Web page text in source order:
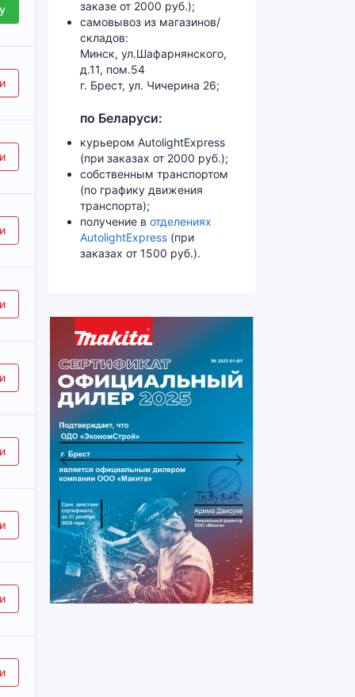
3 шт.]
заказе от 2000 руб.);
самовывоз из магазинов/
складов:
Минск, ул.Шафарнянского,
д.11, пом.54
г. Брест, ул. Чичерина 26;
по Беларуси:
курьером AutolightExpress
(при заказах от 2000 руб.);
собственным транспортом
(по графику движения
транспорта);
получение в отделениях
AutolightExpress (при
заказах от 1500 руб.).
Previous Next